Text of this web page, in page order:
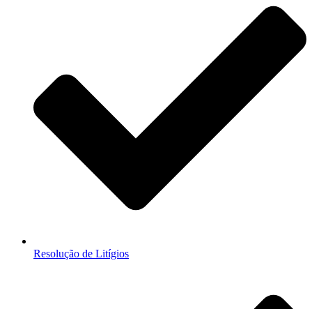
Resolução de Litígios